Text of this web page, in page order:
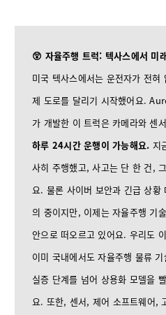
😲 자율주행 트럭: 텍사스에서 미
미국 텍사스에서는 운전자가 전혀
제 도로를 달리기 시작했어요.
가 개발한 이 트럭은 카메라와 센
하루 24시간 운행이 가능해요. 지
사히 주행했고, 사고는 단 한 건,
요. 물론 사이버 보안과 긴급 상황
의 중이지만, 이제는 자율주행 기
안으로 떠오르고 있어요. 우리도
이미 국내에서도 자율주행 물류
실증 단계를 넘어 상용화 모델을
요. 또한, 센서, 제어 소프트웨어,